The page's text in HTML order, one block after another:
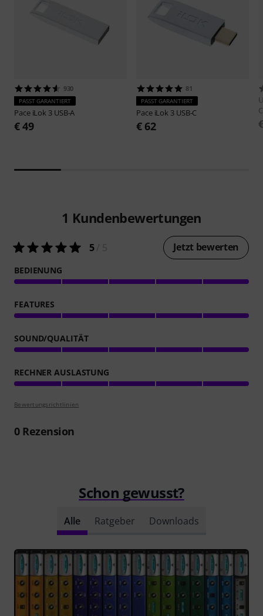
930
PASST GARANTIERT
Pace iLok 3 USB-A
€ 49
81
PASST GARANTIERT
Pace iLok 3 USB-C
€ 62
1 Kundenbewertungen
5/ 5 Jetzt bewerten
BEDIENUNG
FEATURES
SOUND/QUALITÄT
RECHNER AUSLASTUNG
Bewertungsrichtlinien
0Rezension
Schon gewusst?
Alle Ratgeber Downloads